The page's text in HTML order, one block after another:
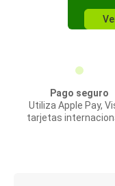
Pago seguro
Utiliza Apple Pay,
tarjetas